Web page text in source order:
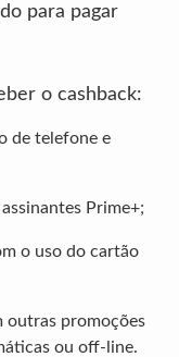
para pagar
o cashback:
de telefone e
Prime+;
o uso do cartão
outras promoções
ou off-line.